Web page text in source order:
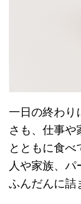
一日の終わり
さも、仕事
とともに食
人や家族、パ
ふんだんに詰